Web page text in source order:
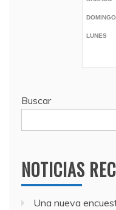
Buscar
NOTICIAS
Una nueva